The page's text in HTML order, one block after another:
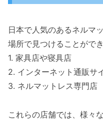
日本で人気のあるネルマ
場所で見つけることができ
1. 家具店や寝具店
2. インターネット通販サ
3. ネルマットレス専門店
これらの店舗では、様々